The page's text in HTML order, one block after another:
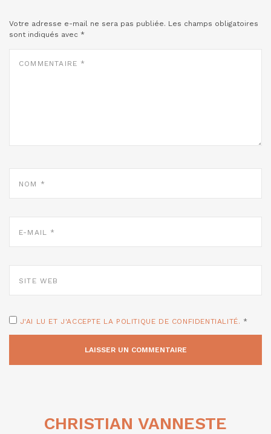
Votre adresse e-mail ne sera pas publiée. Les champs obligatoires
sont indiqués avec *
MAIL
WEB
J'AI LU ET J'ACCEPTE LA POLITIQUE DE CONFIDENTIALITÉ. *
CHRISTIAN VANNESTE